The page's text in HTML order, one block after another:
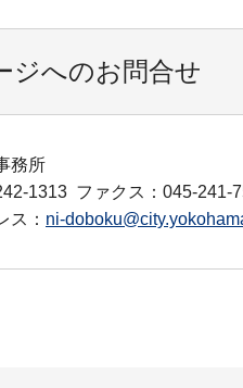
ジへのお問合せ
務所
1313 ファクス：045-241-
ス： ni-